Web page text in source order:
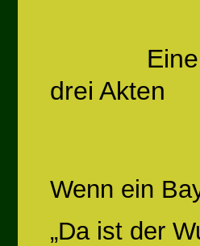
drei Akten
Wenn ein
„Da ist der